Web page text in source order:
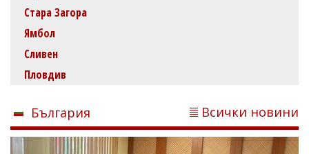
Стара Загора
Ямбол
Сливен
Пловдив
България Всички новини